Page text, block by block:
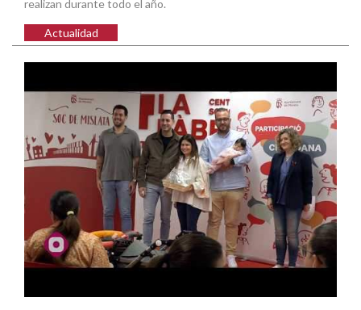
realizan durante todo el año.
Actualidad